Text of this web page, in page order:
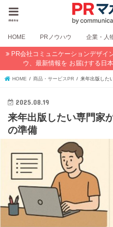
menu
HOME PRノウハウ 企業・人
PR会社コミュニケーションデザイ
ウ、最新情報を お届けする日
HOME 商品・サービスPR 来年出版した
2025.08.19
来年出版したい専門家
の準備